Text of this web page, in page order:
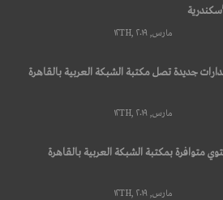
مارس, ۱۲TH, ۲۰۱۹
جديدة تصل مكتبة الشبكة العربية بالقاهرة
مارس, ۱۲TH, ۲۰۱۹
متوافرة بمكتبة الشبكة العربية بالقاهرة
مارس, ۱۲TH, ۲۰۱۹